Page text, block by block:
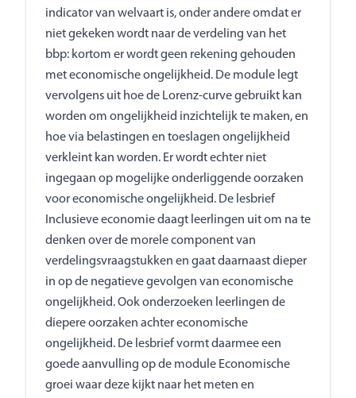
indicator van welvaart is, onder andere omdat er
niet gekeken wordt naar de verdeling van het
bbp: kortom er wordt geen rekening gehouden
met economische ongelijkheid. De module legt
vervolgens uit hoe de Lorenz-curve gebruikt kan
worden om ongelijkheid inzichtelijk te maken, en
hoe via belastingen en toeslagen ongelijkheid
verkleint kan worden. Er wordt echter niet
ingegaan op mogelijke onderliggende oorzaken
voor economische ongelijkheid. De lesbrief
Inclusieve economie daagt leerlingen uit om na te
denken over de morele component van
verdelingsvraagstukken en gaat daarnaast dieper
in op de negatieve gevolgen van economische
ongelijkheid. Ook onderzoeken leerlingen de
diepere oorzaken achter economische
ongelijkheid. De lesbrief vormt daarmee een
goede aanvulling op de module Economische
groei waar deze kijkt naar het meten en